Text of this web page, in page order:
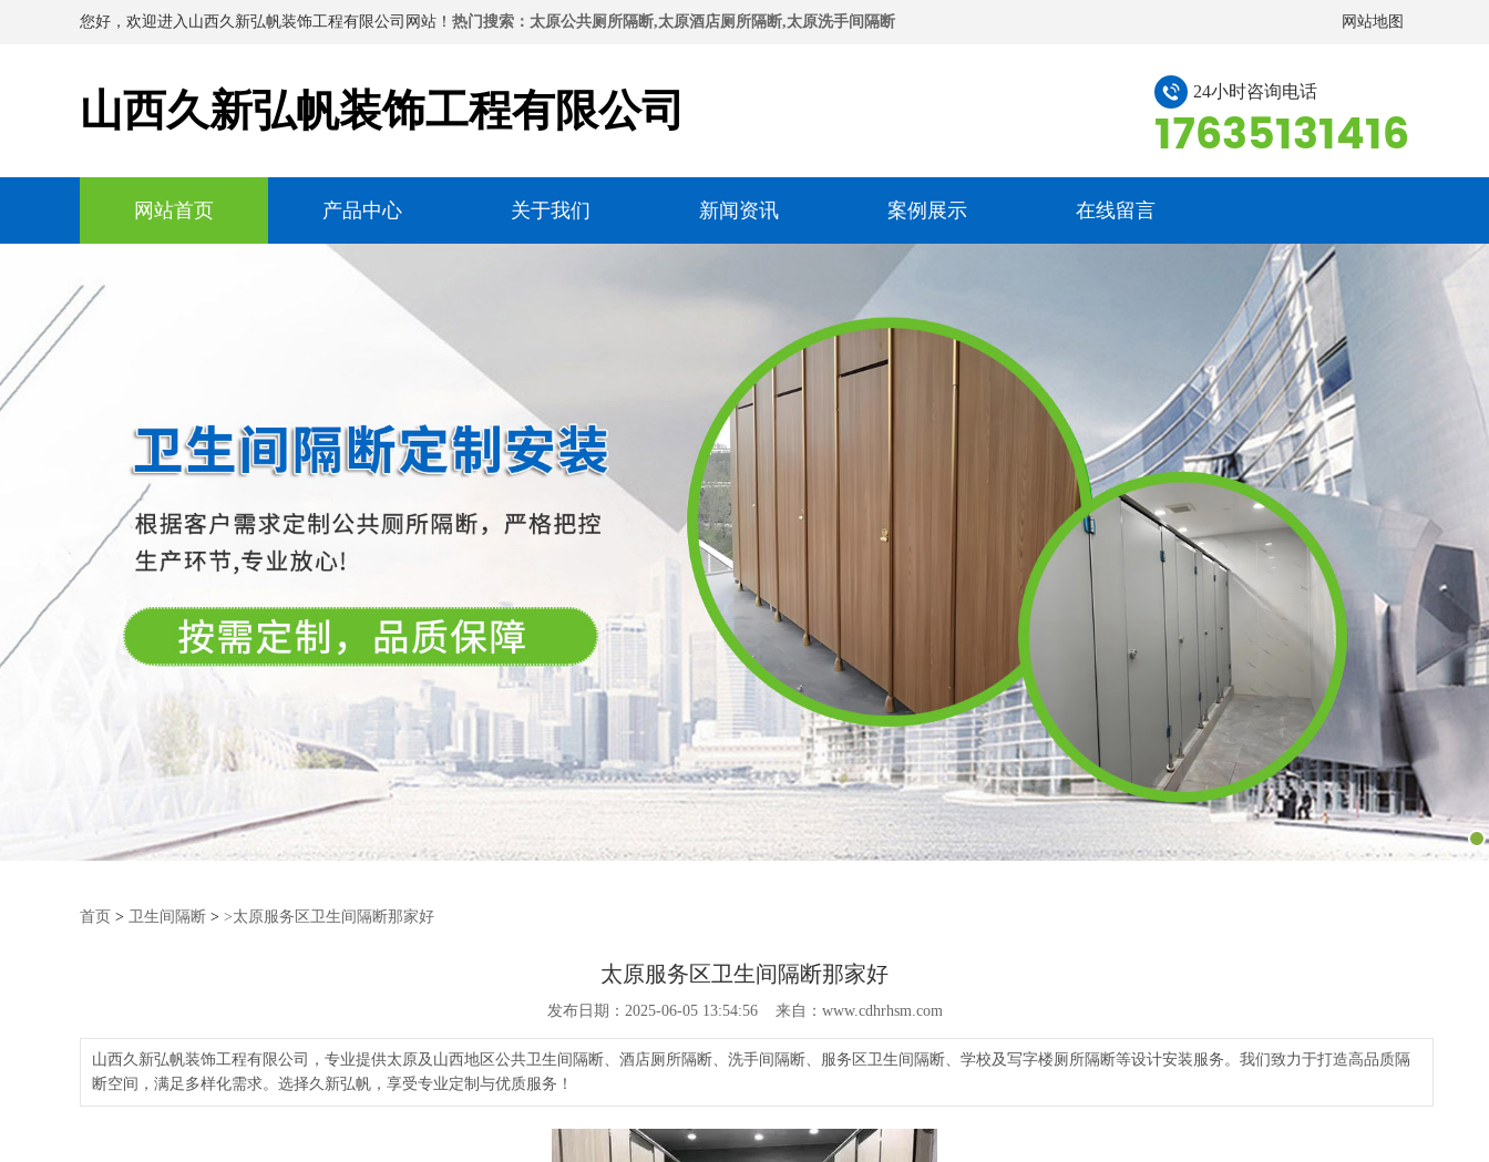
您好，欢迎进入山西久新弘帆装饰工程有限公司网站！ 热门搜索：太原公共厕所隔断,太原酒店厕所隔断,太原洗手间隔断 网站地图
山西久新弘帆装饰工程有限公司 24小时咨询电话
17635131416
网站首页 产品中心 关于我们 新闻资讯 案例展示 在线留言
首页 > 卫生间隔断 > >太原服务区卫生间隔断那家好
太原服务区卫生间隔断那家好
发布日期：2025-06-05 13:54:56 来自：www.cdhrhsm.com
山西久新弘帆装饰工程有限公司，专业提供太原及山西地区公共卫生间隔断、酒店厕所隔断、洗手间隔断、服务区卫生间隔断、学校及写字楼厕所隔断等设计安装服务。我们致力于打造高品质隔
断空间，满足多样化需求。选择久新弘帆，享受专业定制与优质服务！